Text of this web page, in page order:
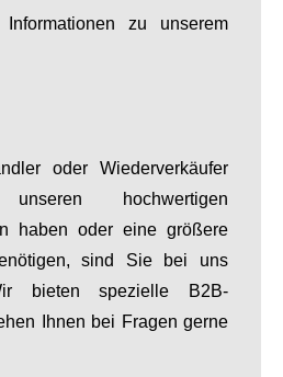
zu unserem
oder Wiederverkäufer
hochwertigen
haben oder eine größere
sind Sie bei uns
bieten spezielle B2B-
Ihnen bei Fragen gerne